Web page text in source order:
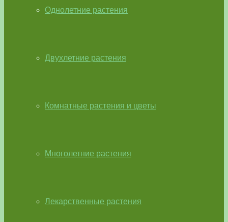
Однолетние растения
Двухлетние растения
Комнатные растения и цветы
Многолетние растения
Лекарственные растения